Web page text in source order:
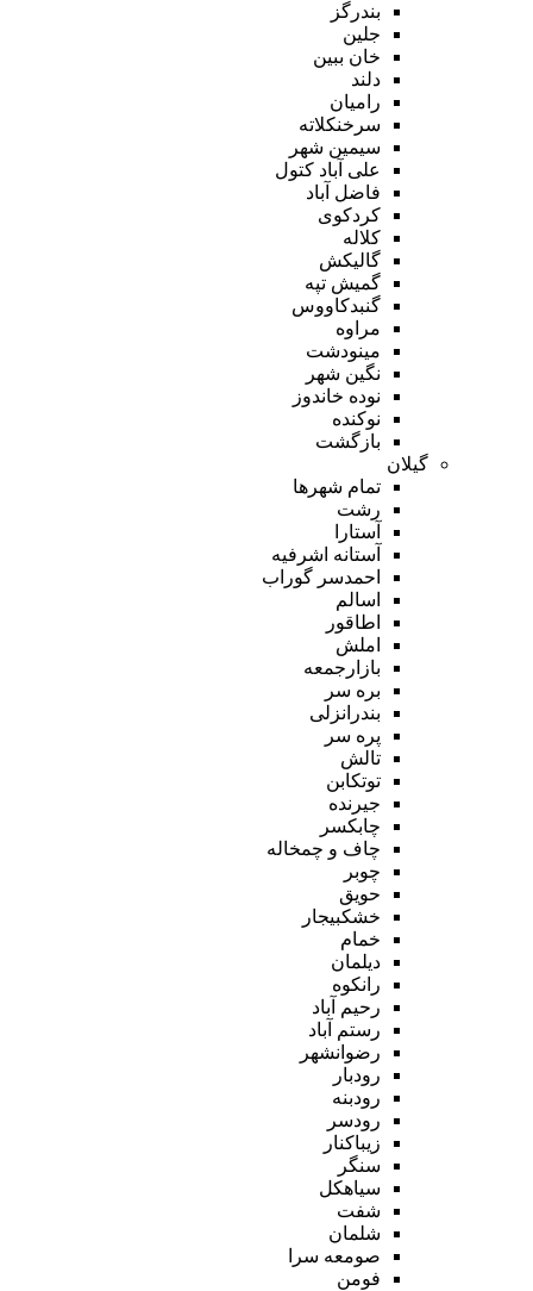
بندرگز
جلین
خان ببین
دلند
رامیان
سرخنکلاته
سیمین شهر
علی آباد کتول
فاضل آباد
کردکوی
کلاله
گالیکش
گمیش تپه
گنبدکاووس
مراوه
مینودشت
نگین شهر
نوده خاندوز
نوکنده
بازگشت
گیلان
تمام شهر‌ها
رشت
آستارا
آستانه اشرفیه
احمدسر گوراب
اسالم
اطاقور
املش
بازارجمعه
بره سر
بندرانزلی
پره سر
تالش
توتکابن
جیرنده
چابکسر
چاف و چمخاله
چوبر
حویق
خشکبیجار
خمام
دیلمان
رانکوه
رحیم آباد
رستم آباد
رضوانشهر
رودبار
رودبنه
رودسر
زیباکنار
سنگر
سیاهکل
شفت
شلمان
صومعه سرا
فومن